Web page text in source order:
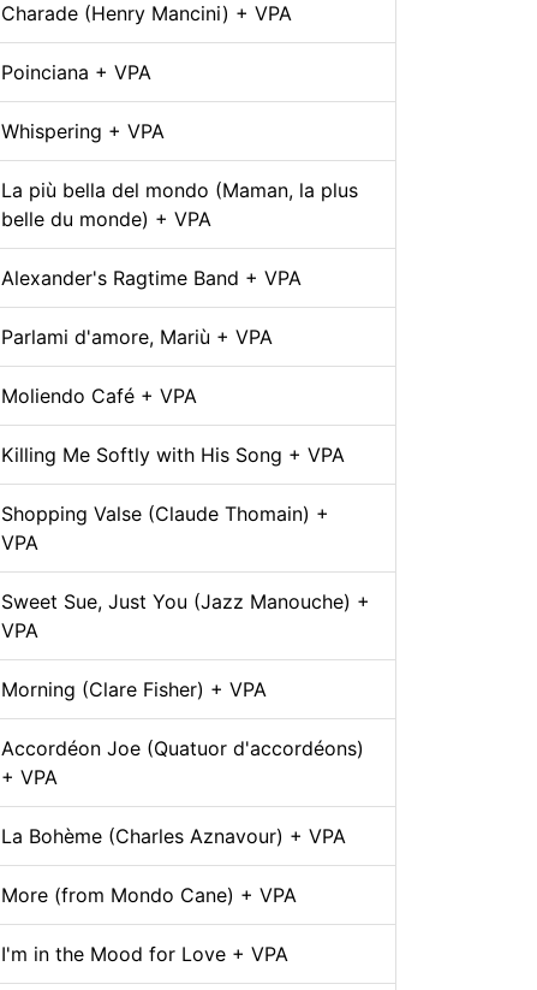
Charade (Henry Mancini) + VPA
Poinciana + VPA
Whispering + VPA
La più bella del mondo (Maman, la plus
belle du monde) + VPA
Alexander's Ragtime Band + VPA
Parlami d'amore, Mariù + VPA
Moliendo Café + VPA
Killing Me Softly with His Song + VPA
Shopping Valse (Claude Thomain) +
VPA
Sweet Sue, Just You (Jazz Manouche) +
VPA
Morning (Clare Fisher) + VPA
Accordéon Joe (Quatuor d'accordéons)
+ VPA
La Bohème (Charles Aznavour) + VPA
More (from Mondo Cane) + VPA
I'm in the Mood for Love + VPA